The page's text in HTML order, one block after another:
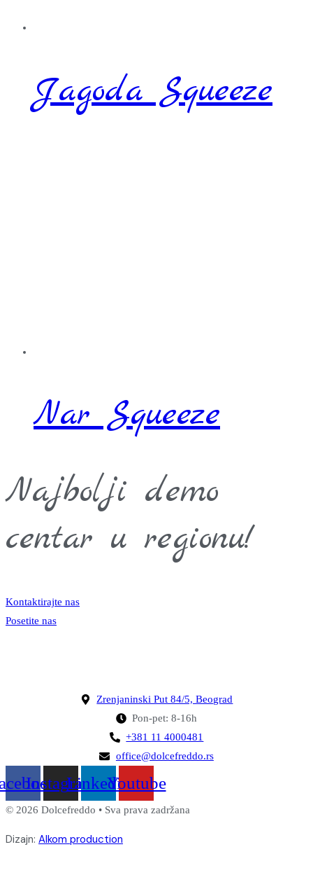
Jagoda Squeeze
Nar Squeeze
Najbolji demo
centar u regionu!
Kontaktirajte nas
Posetite nas
Zrenjaninski Put 84/5, Beograd
Pon-pet: 8-16h
+381 11 4000481
office@dolcefreddo.rs
InstagramLinkedinYoutube
© 2026 Dolcefreddo • Sva prava zadržana
Dizajn: Alkom production